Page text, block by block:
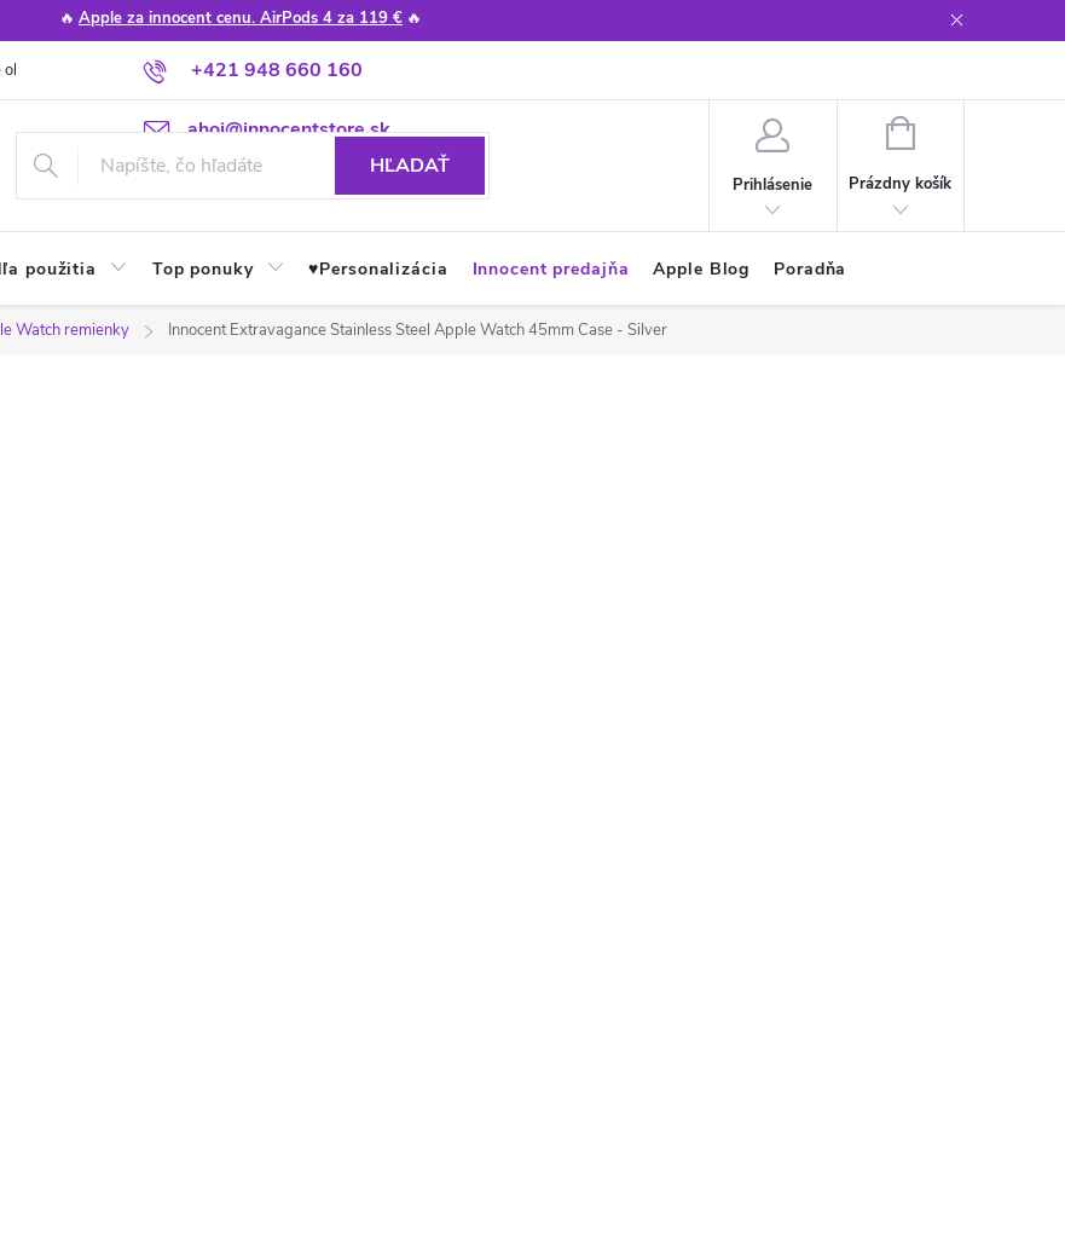
🔥 Apple za innocent cenu. AirPods 4 za 119 € 🔥
+421 948 660 160
ahoj@innocentstore.sk
Poradňa Apple návody a tipy
HĽADAŤ
Prihlásenie
NÁKUPNÝ
Prázdny košík
použitia Top ponuky ♥︎Personalizácia Innocent predajňa Apple Blog Poradňa
Watch remienky Innocent Extravagance Stainless Steel Apple Watch 45mm Case - Silver